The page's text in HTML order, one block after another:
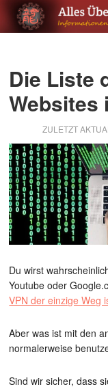
Die Liste
Websites
ZULETZT
Du wirst
Youtube oder
VPN der einzige Weg
Aber was ist mit den
normalerweise
Sind wir sicher, dass